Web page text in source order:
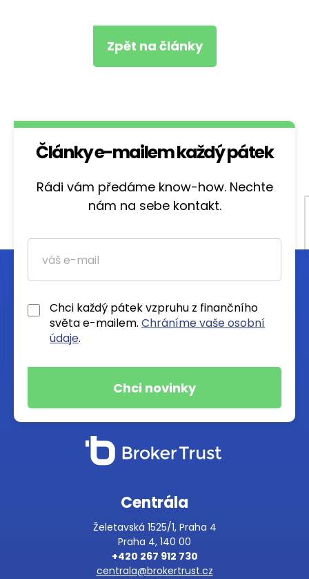
Zpět na články
Články e-mailem každý pátek
Rádi vám předáme know-how. Nechte
nám na sebe kontakt.
Chci každý pátek vzpruhu z finančního
světa e-mailem. Chráníme vaše osobní
údaje.
Centrála
Želetavská 1525/1, Praha 4
Praha 4, 140 00
+420 267 912 730
centrala@brokertrust.cz